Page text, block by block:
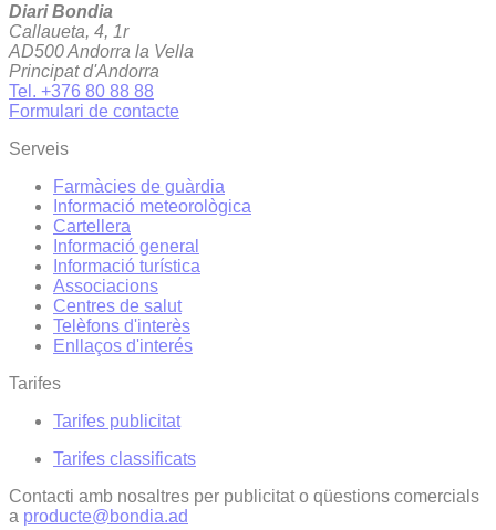
Diari Bondia
Callaueta, 4, 1r
AD500 Andorra la Vella
Principat d'Andorra
Tel. +376 80 88 88
Formulari de contacte
Serveis
Farmàcies de guàrdia
Informació meteorològica
Cartellera
Informació general
Informació turística
Associacions
Centres de salut
Telèfons d'interès
Enllaços d'interés
Tarifes
Tarifes publicitat
Tarifes classificats
Contacti amb nosaltres per publicitat o qüestions comercials
a producte@bondia.ad